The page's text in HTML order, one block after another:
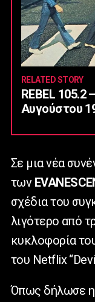
RELATED STORY
REBEL
Αυγούστου
Σε μια νέα
των
σχέδια του
λιγότερο από
κυκλοφορία
του Netflix“
Όπως δήλωσε